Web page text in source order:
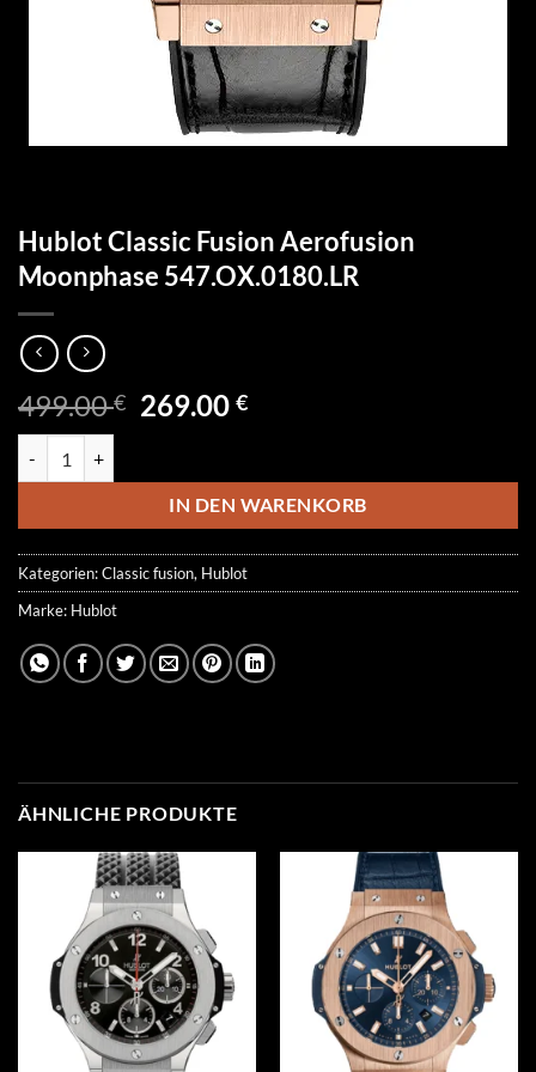
Hublot Classic Fusion Aerofusion
Moonphase 547.OX.0180.LR
499.00€ Ursprünglicher
499.00 €
269.00€Aktueller
269.00 €.
IN DEN WARENKORB
Kategorien:Classic fusion, Hublot
Marke: Hublot
ÄHNLICHE PRODUKTE